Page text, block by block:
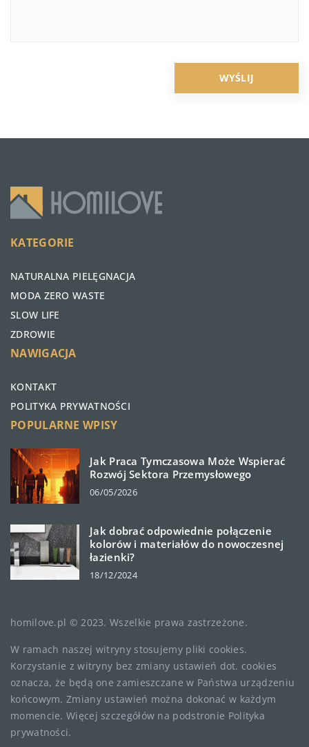
KATEGORIE
NATURALNA PIELĘGNACJA
MODA ZERO WASTE
SLOW LIFE
ZDROWIE
NAWIGACJA
KONTAKT
POLITYKA PRYWATNOŚCI
POPULARNE WPISY
Jak Praca Tymczasowa Może Wspierać
Rozwój Sektora Przemysłowego
06/05/2026
Jak dobrać odpowiednie połączenie
kolorów i materiałów do nowoczesnej
łazienki?
18/12/2024
homilove.pl © 2023. Wszelkie prawa zastrzeżone.
W ramach naszej witryny stosujemy pliki cookies.
Korzystanie z witryny bez zmiany ustawień dot. cookies
oznacza, że będą one zamieszczane w Państwa urządzeniu
końcowym. Zmiany ustawień można dokonać w każdym
momencie. Więcej szczegółów na podstronie Polityka
prywatności.